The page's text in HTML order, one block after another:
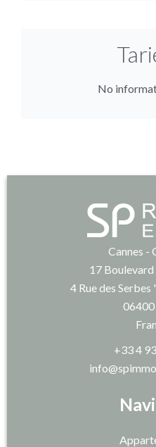
No
Cannes -
17
4 Rue des
06400
+33 4